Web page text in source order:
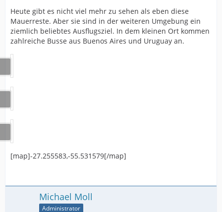
Heute gibt es nicht viel mehr zu sehen als eben diese
Mauerreste. Aber sie sind in der weiteren Umgebung ein
ziemlich beliebtes Ausflugsziel. In dem kleinen Ort kommen
zahlreiche Busse aus Buenos Aires und Uruguay an.
[map]-27.255583,-55.531579[/map]
Michael Moll
Administrator